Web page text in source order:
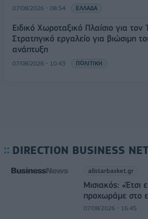
07/08/2026 - 08:54 ΕΛΛΑΔΑ
Ειδικό Χωροταξικό Πλαίσιο για τον
Στρατηγικό εργαλείο για βιώσιμη
ανάπτυξη
07/08/2026 - 10:43 ΠΟΛΙΤΙΚΗ
DIRECTION BUSINESS
allstarbasket.gr
Μισιακός: «Έτσι
προχωράμε στο
07/08/2026 - 16:45